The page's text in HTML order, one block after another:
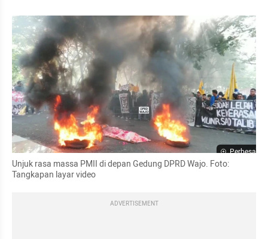
Perbesar
Unjuk rasa massa PMII di depan Gedung DPRD Wajo. Foto:
Tangkapan layar video
ADVERTISEMENT